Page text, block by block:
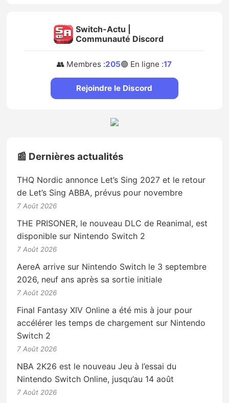
Switch-Actu |
Communauté Discord
👥 Membres :205🟢 En ligne :17
Rejoindre le Discord
📰 Dernières actualités
THQ Nordic annonce Let’s Sing 2027 et le retour
de Let’s Sing ABBA, prévus pour novembre
7 Août 2026
THE PRISONER, le nouveau DLC de Reanimal, est
disponible sur Nintendo Switch 2
7 Août 2026
AereA arrive sur Nintendo Switch le 3 septembre
2026, neuf ans après sa sortie initiale
7 Août 2026
Final Fantasy XIV Online a été mis à jour pour
accélérer les temps de chargement sur Nintendo
Switch 2
7 Août 2026
NBA 2K26 est le nouveau Jeu à l’essai du
Nintendo Switch Online, jusqu’au 14 août
7 Août 2026